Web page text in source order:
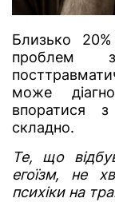
Близько 20%
проблем з
може
впоратися
складно.
Те, що
егоїзм, не
психіки на